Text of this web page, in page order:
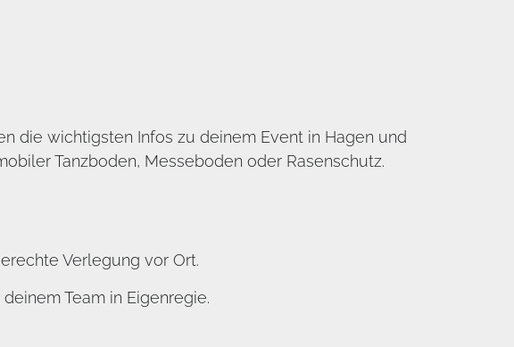
die wichtigsten Infos zu deinem Event in Hagen und
Tanzboden, Messeboden oder Rasenschutz.
Verlegung vor Ort.
Team in Eigenregie.